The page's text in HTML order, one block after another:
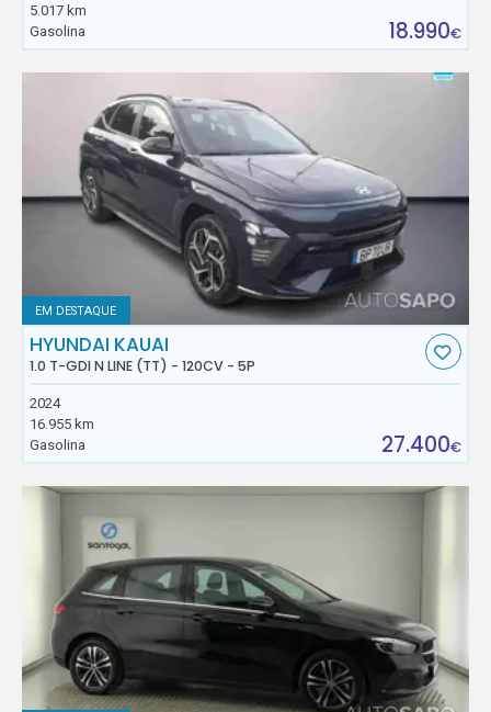
5.017 km
Gasolina
18.990€
EM DESTAQUE
HYUNDAI KAUAI
1.0 T-GDI N LINE (TT) - 120CV - 5P
2024
16.955 km
Gasolina
27.400€